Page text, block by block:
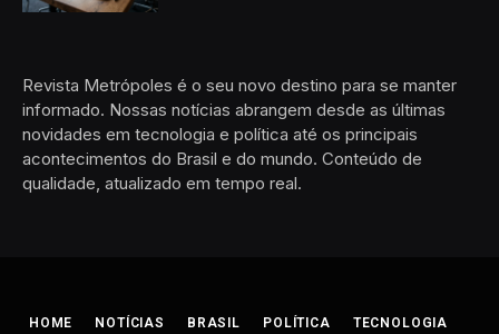
Revista Metrópoles é o seu novo destino para se manter
informado. Nossas notícias abrangem desde as últimas
novidades em tecnologia e política até os principais
acontecimentos do Brasil e do mundo. Conteúdo de
qualidade, atualizado em tempo real.
HOME NOTÍCIAS BRASIL POLÍTICA TECNOLOGIA